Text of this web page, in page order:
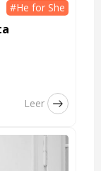
#He for She
Leer